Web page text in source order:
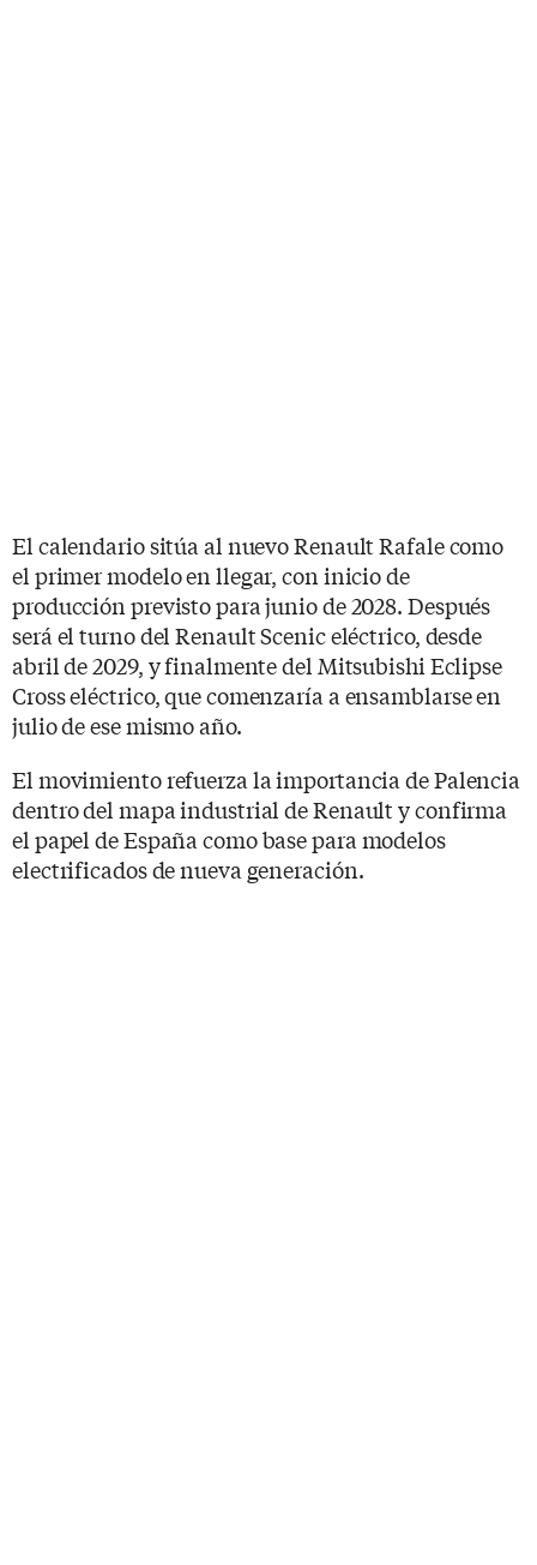
El calendario sitúa al nuevo Renault Rafale como
el primer modelo en llegar, con inicio de
producción previsto para junio de 2028. Después
será el turno del Renault Scenic eléctrico, desde
abril de 2029, y finalmente del Mitsubishi Eclipse
Cross eléctrico, que comenzaría a ensamblarse en
julio de ese mismo año.
El movimiento refuerza la importancia de Palencia
dentro del mapa industrial de Renault y confirma
el papel de España como base para modelos
electrificados de nueva generación.